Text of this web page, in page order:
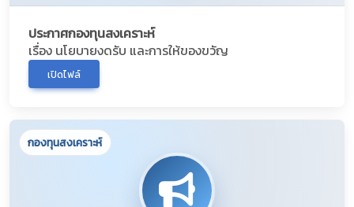
ประกาศกองทุนสงเคราะห์
เรื่อง นโยบายงดรับ และการให้ของขวัญ
เปิดไฟล์
กองทุนสงเคราะห์